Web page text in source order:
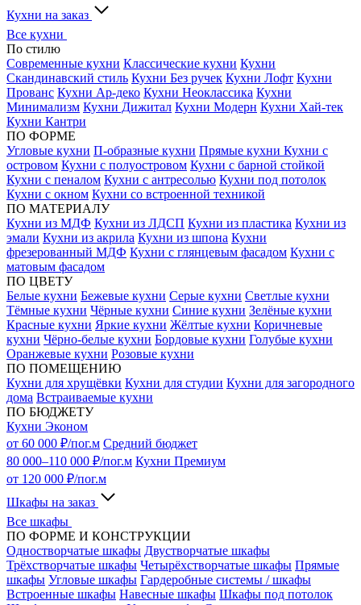
Кухни на заказ
Все кухни
По стилю
Современные кухни Классические кухни Кухни
Скандинавский стиль Кухни Без ручек Кухни Лофт Кухни
Прованс Кухни Ар-деко Кухни Неоклассика Кухни
Минимализм Кухни Дижитал Кухни Модерн Кухни Хай-тек
Кухни Кантри
ПО ФОРМЕ
Угловые кухни П-образные кухни Прямые кухни Кухни с
островом Кухни с полуостровом Кухни с барной стойкой
Кухни с пеналом Кухни с антресолью Кухни под потолок
Кухни с окном Кухни со встроенной техникой
ПО МАТЕРИАЛУ
Кухни из МДФ Кухни из ЛДСП Кухни из пластика Кухни из
эмали Кухни из акрила Кухни из шпона Кухни
фрезерованный МДФ Кухни с глянцевым фасадом Кухни с
матовым фасадом
ПО ЦВЕТУ
Белые кухни Бежевые кухни Серые кухни Светлые кухни
Тёмные кухни Чёрные кухни Синие кухни Зелёные кухни
Красные кухни Яркие кухни Жёлтые кухни Коричневые
кухни Чёрно-белые кухни Бордовые кухни Голубые кухни
Оранжевые кухни Розовые кухни
ПО ПОМЕЩЕНИЮ
Кухни для хрущёвки Кухни для студии Кухни для загородного
дома Встраиваемые кухни
ПО БЮДЖЕТУ
Кухни Эконом
от 60 000 ₽/пог.м Средний бюджет
80 000–110 000 ₽/пог.м Кухни Премиум
от 120 000 ₽/пог.м
Шкафы на заказ
Все шкафы
ПО ФОРМЕ И КОНСТРУКЦИИ
Одностворчатые шкафы Двустворчатые шкафы
Трёхстворчатые шкафы Четырёхстворчатые шкафы Прямые
шкафы Угловые шкафы Гардеробные системы / шкафы
Встроенные шкафы Навесные шкафы Шкафы под потолок